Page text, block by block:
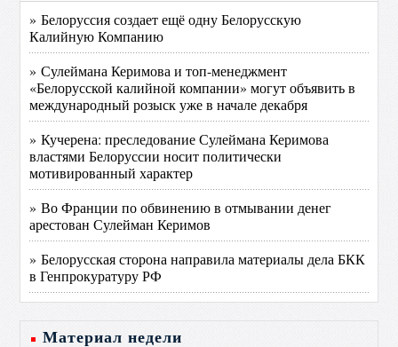
» Белоруссия создает ещё одну Белорусскую
Калийную Компанию
» Сулеймана Керимова и топ-менеджмент
«Белорусской калийной компании» могут объявить в
международный розыск уже в начале декабря
» Кучерена: преследование Сулеймана Керимова
властями Белоруссии носит политически
мотивированный характер
» Во Франции по обвинению в отмывании денег
арестован Сулейман Керимов
» Белорусская сторона направила материалы дела БКК
в Генпрокуратуру РФ
Материал недели